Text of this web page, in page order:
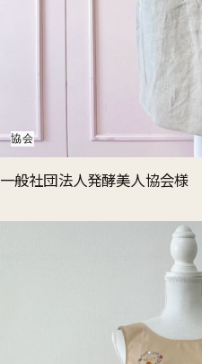
協会
一般社団法人発酵美人協会様